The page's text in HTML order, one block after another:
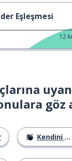
Eşleşmesi
12
göz
Kendini Tanıtma